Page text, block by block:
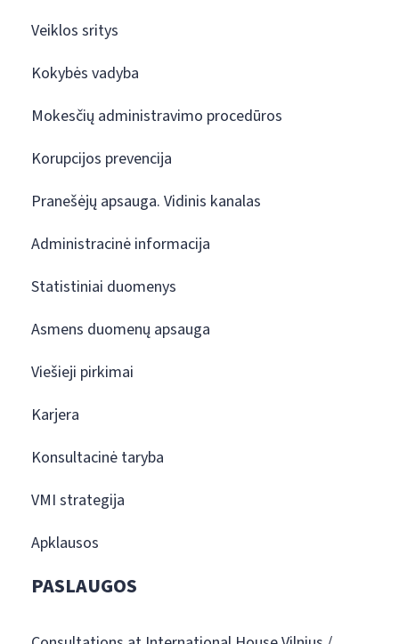
Veiklos sritys
Kokybės vadyba
Mokesčių administravimo procedūros
Korupcijos prevencija
Pranešėjų apsauga. Vidinis kanalas
Administracinė informacija
Statistiniai duomenys
Asmens duomenų apsauga
Viešieji pirkimai
Karjera
Konsultacinė taryba
VMI strategija
Apklausos
PASLAUGOS